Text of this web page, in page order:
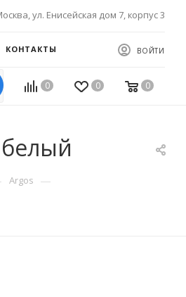
ул. Енисейская дом 7, корпус 3
КОНТАКТЫ ВОЙТИ
0 0 0
Argos —